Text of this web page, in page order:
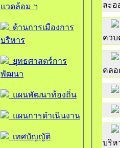
แวดล้อม ฯ
ด้านการเมืองการ
บริหาร
ยุทธศาสตร์การ
พัฒนา
แผนพัฒนาท้องถิ่น
แผนการดำเนินงาน
เทศบัญญัติ
ละอ
ควบ
คล
บริห